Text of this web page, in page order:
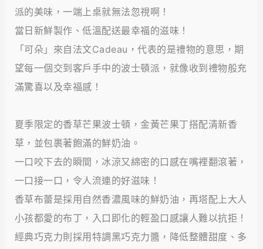
派的美味，一端上桌就無法忽視啊！
當日新鮮製作、低溫配送最幸福的滋味！
「可朵」來自法文Cadeau，代表的是禮物的意思，期
望每一個交到客戶手中的波士頓派，就像收到禮物般充
滿驚喜以及幸福感！
夏季限定的香草芒果波士頓，金黃芒果丁搭配清新香
草，並包裹著飽滿的鮮奶油。
一口咬下去的瞬間，冰涼又綿密的口感在嘴裡翻滾著，
一口接一口，令人流連的好滋味！
香草布蕾是採用自然香濃風味的鮮奶油，再塔配上大人
小孩都愛的布丁，入口即化的輕盈口感讓人難以抗拒！
經典巧克力則採用特調黑巧克力醬，降低整體甜度、多